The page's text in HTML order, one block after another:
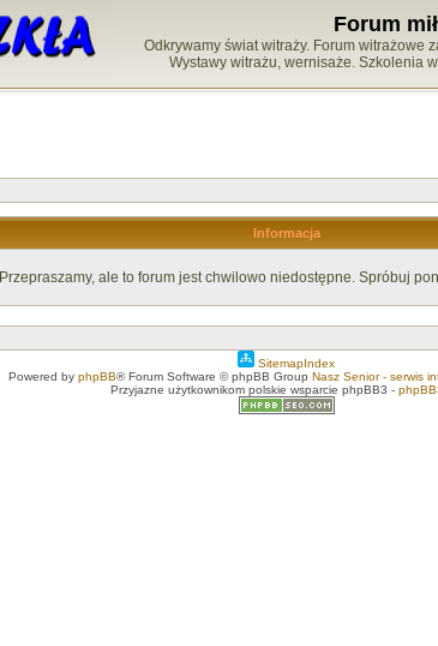
Forum
Odkrywamy świat witraży. Forum witrażowe
Wystawy witrażu, wernisaże. Szkolenia
Informacja
Przepraszamy, ale to forum jest chwilowo niedostępne. Spróbuj
SitemapIndex
Powered byphpBB® Forum Software © phpBB GroupNasz Senior - serwis
Przyjazne użytkownikom polskie wsparcie phpBB3 -